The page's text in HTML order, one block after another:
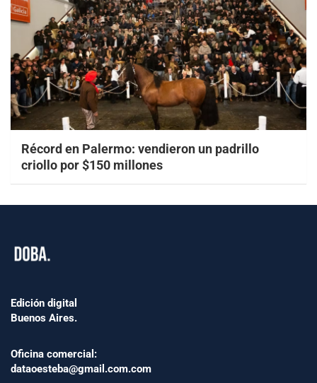
Récord en Palermo: vendieron un padrillo
criollo por $150 millones
Edición digital
Buenos Aires.
Oficina comercial:
dataoesteba@gmail.com.com